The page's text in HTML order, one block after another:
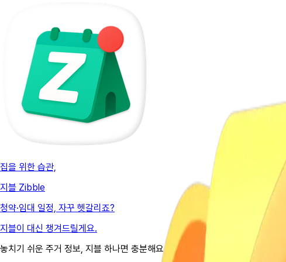
집을 위한 습관,
지블 Zibble
청약·임대 일정, 자꾸 헷갈리죠?
지블이 대신 챙겨드릴게요.
놓치기 쉬운 주거 정보, 지블 하나면 충분해요.